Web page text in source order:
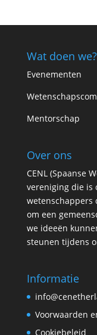
Wat doen we?
Evenementen
Mentorschap
Over ons
CENL (Spaanse
vereniging die is
wetenschappers
om een
we ideeën
steunen tijdens
Informatie
Voorwaarden
Cookiebeleid